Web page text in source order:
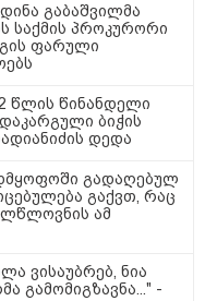
1778.80
1402.60
1365.70 ლარიდან
გაბაშვილმა
საქმის პროკურორი
ფარული
წლის წინანდელი
ბიჭის
დედა
გადაღებულ
გაქვთ, რაც
ამ
ვისაუბრებ, ნია
გამომიგზავნა..." -